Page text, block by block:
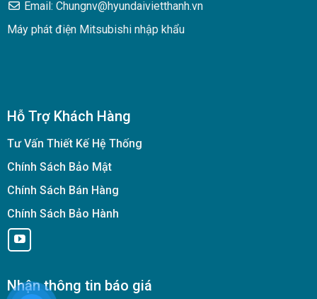
Email: Chungnv@hyundaivietthanh.vn
Máy phát điện Mitsubishi nhập khẩu
Hỗ Trợ Khách Hàng
Tư Vấn Thiết Kế Hệ Thống
Chính Sách Bảo Mật
Chính Sách Bán Hàng
Chính Sách Bảo Hành
Nhận thông tin báo giá